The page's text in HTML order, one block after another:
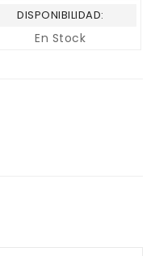
DISPONIBILIDAD:
En Stock